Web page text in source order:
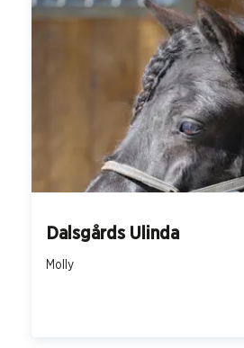
Dalsgårds Ulinda
Molly